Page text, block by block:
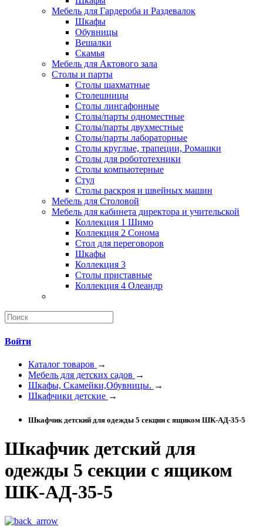
Мебель для Гардероба и Раздевалок
Шкафы
Обувницы
Вешалки
Скамья
Мебель для Актового зала
Столы и парты
Столы шахматные
Столешницы
Столы лингафонные
Столы/парты одноместные
Столы/парты двухместные
Столы/парты лабораторные
Столы круглые, трапеции, Ромашки
Столы для робототехники
Столы компьютерные
Стул
Столы раскроя и швейных машин
Мебель для Столовой
Мебель для кабинета директора и учительской
Коллекция 1 Шимо
Коллекция 2 Сонома
Стол для переговоров
Шкафы
Коллекция 3
Столы приставные
Коллекция 4 Олеандр
Войти
Каталог товаров →
Мебель для детских садов →
Шкафы, Скамейки,Обувницы. →
Шкафчики детские →
Шкафчик детский для одежды 5 секции с ящиком ШК-АД-35-5
Шкафчик детский для
одежды 5 секции с ящиком
ШК-АД-35-5